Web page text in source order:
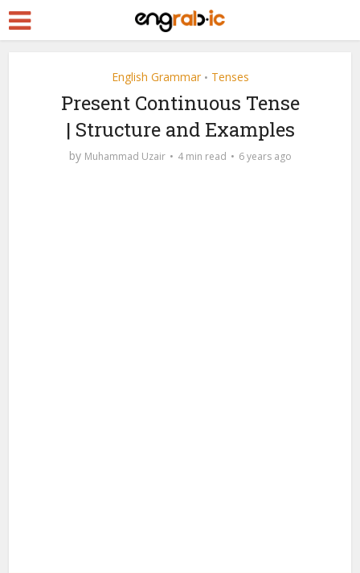
English Grammar • Tenses
Present Continuous Tense
| Structure and Examples
by Muhammad Uzair 4 min read 6 years ago